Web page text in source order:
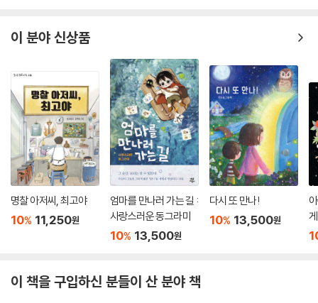
이 분야 신상품
명찰 아저씨, 최고야
10% 11,250원
엄마를 만나러 가는 길 :
사랑스러운 동그라미
10% 13,500원
다시 또 만나!
10% 13,500원
게
이 책을 구입하신 분들이 산 분야 책